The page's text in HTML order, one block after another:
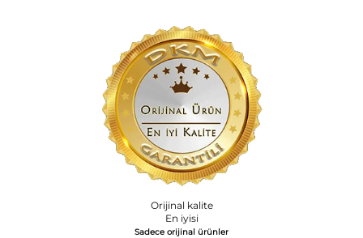
Orijinal kalite
En iyisi
Sadece orijinal ürünler